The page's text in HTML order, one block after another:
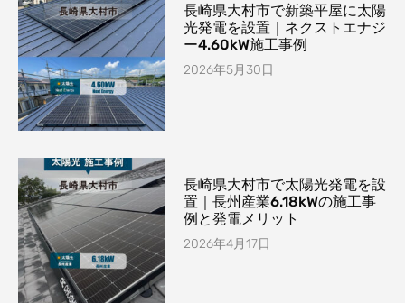
長崎県大村市で新築平屋に太陽
光発電を設置｜ネクストエナジ
ー4.60kW施工事例
2026年5月30日
長崎県大村市で太陽光発電を設
置｜長州産業6.18kWの施工事
例と発電メリット
2026年4月17日